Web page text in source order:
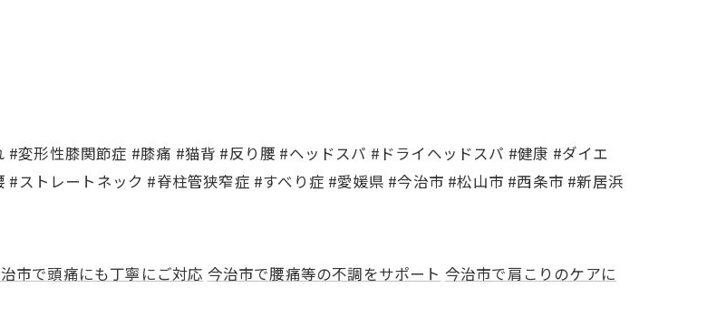
変形性膝関節症 #膝痛 #猫背 #反り腰 #ヘッドスパ #ドライヘッドスパ #健康 #ダイエ
ストレートネック #脊柱管狭窄症 #すべり症 #愛媛県 #今治市 #松山市 #西条市 #新居浜
市で頭痛にも丁寧にご対応 今治市で腰痛等の不調をサポート 今治市で肩こりのケアに